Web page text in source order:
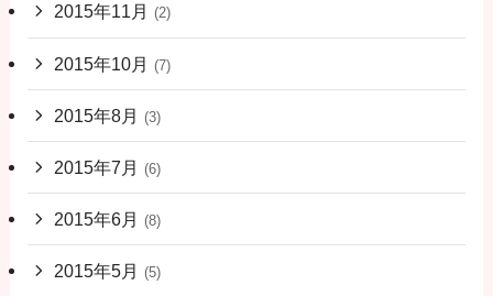
2015年11月 (2)
2015年10月 (7)
2015年8月 (3)
2015年7月 (6)
2015年6月 (8)
2015年5月 (5)